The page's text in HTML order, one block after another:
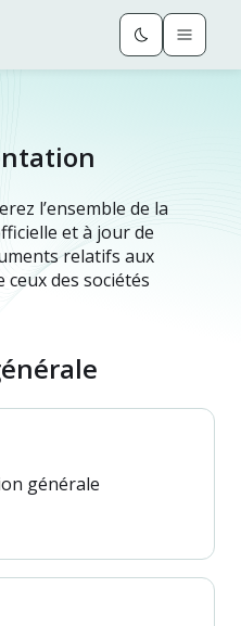
l’ensemble de la
et à jour de
relatifs aux
des sociétés
générale